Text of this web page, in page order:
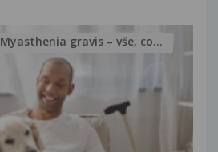
Myasthenia gravis – vše, co...